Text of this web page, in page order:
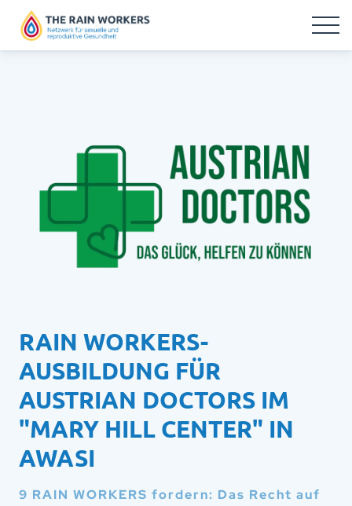
RAIN WORKERS-
AUSBILDUNG FÜR
AUSTRIAN DOCTORS IM
"MARY HILL CENTER" IN
AWASI
9 RAIN WORKERS fordern: Das Recht auf